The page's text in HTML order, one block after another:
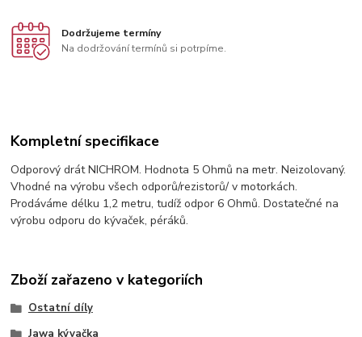
Dodržujeme termíny
Na dodržování termínů si potrpíme.
Kompletní specifikace
Odporový drát NICHROM. Hodnota 5 Ohmů na metr. Neizolovaný.
Vhodné na výrobu všech odporů/rezistorů/ v motorkách.
Prodáváme délku 1,2 metru, tudíž odpor 6 Ohmů. Dostatečné na
výrobu odporu do kývaček, péráků.
Zboží zařazeno v kategoriích
Ostatní díly
Jawa kývačka